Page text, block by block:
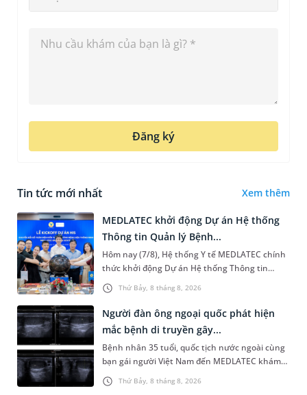
Đăng ký
Tin tức mới nhất Xem thêm
Thứ Bảy, 8 tháng 8, 2026
MEDLATEC khởi động Dự án Hệ thống
Thông tin Quản lý Bệnh...
Hôm nay (7/8), Hệ thống Y tế MEDLATEC chính
thức khởi động Dự án Hệ thống Thông tin
Quản lý Bệnh viện (HIS - Hospital Information
System) giai đoạn mới. Dự á...
Thứ Bảy, 8 tháng 8, 2026
Người đàn ông ngoại quốc phát hiện
mắc bệnh di truyền gây...
Bệnh nhân 35 tuổi, quốc tịch nước ngoài cùng
bạn gái người Việt Nam đến MEDLATEC khám
sức khỏe tiền hôn nhân. Qua thăm khám và
làm các xét nghiệm chuyên sâu,...